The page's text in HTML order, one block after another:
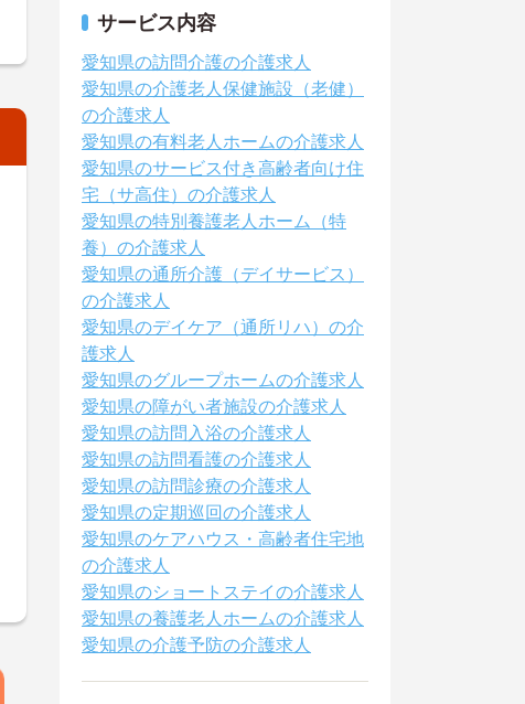
サービス内容
愛知県の訪問介護の介護求人
愛知県の介護老人保健施設（老健）
の介護求人
愛知県の有料老人ホームの介護求人
愛知県のサービス付き高齢者向け住
宅（サ高住）の介護求人
愛知県の特別養護老人ホーム（特
養）の介護求人
愛知県の通所介護（デイサービス）
の介護求人
愛知県のデイケア（通所リハ）の介
護求人
愛知県のグループホームの介護求人
愛知県の障がい者施設の介護求人
愛知県の訪問入浴の介護求人
愛知県の訪問看護の介護求人
愛知県の訪問診療の介護求人
愛知県の定期巡回の介護求人
愛知県のケアハウス・高齢者住宅地
の介護求人
愛知県のショートステイの介護求人
愛知県の養護老人ホームの介護求人
愛知県の介護予防の介護求人